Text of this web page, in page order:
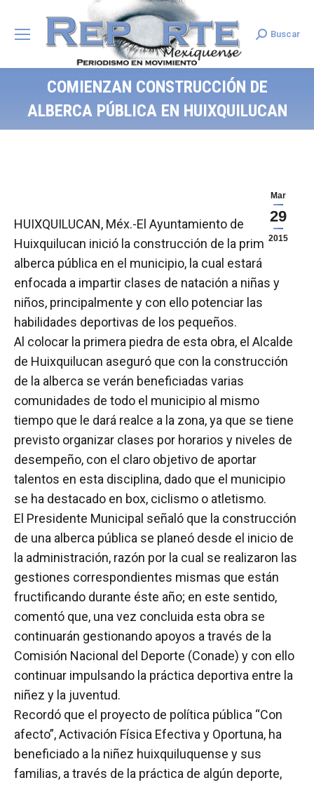
Search:
Buscar
COMIENZAN CONSTRUCCIÓN DE
ALBERCA PÚBLICA EN HUIXQUILUCAN
Mar
29
2015
HUIXQUILUCAN, Méx.-El Ayuntamiento de
Huixquilucan inició la construcción de la primer
alberca pública en el municipio, la cual estará
enfocada a impartir clases de natación a niñas y
niños, principalmente y con ello potenciar las
habilidades deportivas de los pequeños.
Al colocar la primera piedra de esta obra, el Alcalde
de Huixquilucan aseguró que con la construcción
de la alberca se verán beneficiadas varias
comunidades de todo el municipio al mismo
tiempo que le dará realce a la zona, ya que se tiene
previsto organizar clases por horarios y niveles de
desempeño, con el claro objetivo de aportar
talentos en esta disciplina, dado que el municipio
se ha destacado en box, ciclismo o atletismo.
El Presidente Municipal señaló que la construcción
de una alberca pública se planeó desde el inicio de
la administración, razón por la cual se realizaron las
gestiones correspondientes mismas que están
fructificando durante éste año; en este sentido,
comentó que, una vez concluida esta obra se
continuarán gestionando apoyos a través de la
Comisión Nacional del Deporte (Conade) y con ello
continuar impulsando la práctica deportiva entre la
niñez y la juventud.
Recordó que el proyecto de política pública “Con
afecto”, Activación Física Efectiva y Oportuna, ha
beneficiado a la niñez huixquiluquense y sus
familias, a través de la práctica de algún deporte,